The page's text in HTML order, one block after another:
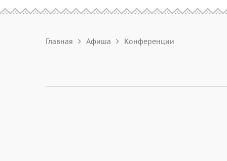
Главная Афиша Конференции